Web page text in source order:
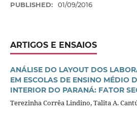
PUBLISHED: 01/09/2016
ARTIGOS E ENSAIOS
ANÁLISE DO LAYOUT DOS
EM ESCOLAS DE ENSINO MÉDIO
INTERIOR DO PARANÁ: FATOR
Terezinha Corrêa Lindino, Talita A.